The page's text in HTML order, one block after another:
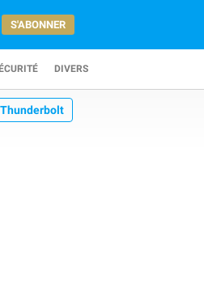
S'ABONNER
DIVERS